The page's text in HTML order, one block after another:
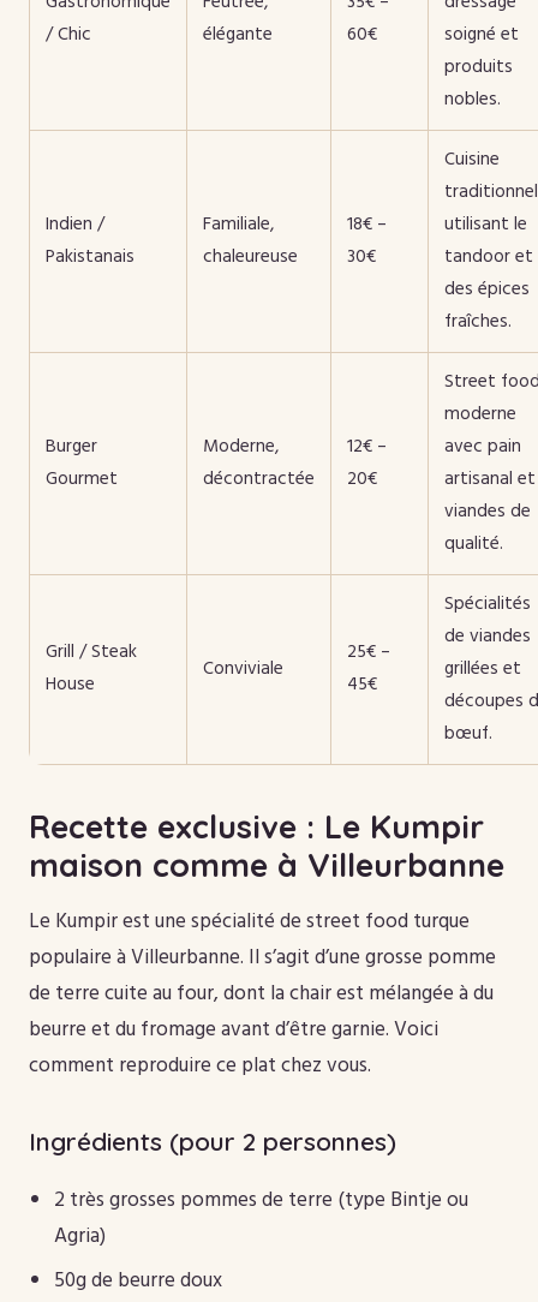
/ Chic
élégante
60€
soigné et
produits
nobles.
Indien /
Pakistanais
Familiale,
chaleureuse
18€ –
30€
Cuisine
utilisant le
tandoor et
des épices
fraîches.
Burger
Gourmet
Moderne,
décontractée
12€ –
20€
Street
moderne
avec pain
artisanal et
viandes de
qualité.
Grill / Steak
House
Conviviale
25€ –
45€
Spécialités
de viandes
grillées et
découpes
bœuf.
Recette exclusive : Le Kumpir
maison comme à Villeurbanne
Le Kumpir est une spécialité de street food turque
populaire à Villeurbanne. Il s’agit d’une grosse pomme
de terre cuite au four, dont la chair est mélangée à du
beurre et du fromage avant d’être garnie. Voici
comment reproduire ce plat chez vous.
Ingrédients (pour 2 personnes)
2 très grosses pommes de terre (type Bintje ou
Agria)
50g de beurre doux